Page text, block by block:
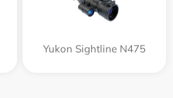
Yukon Sightline N475